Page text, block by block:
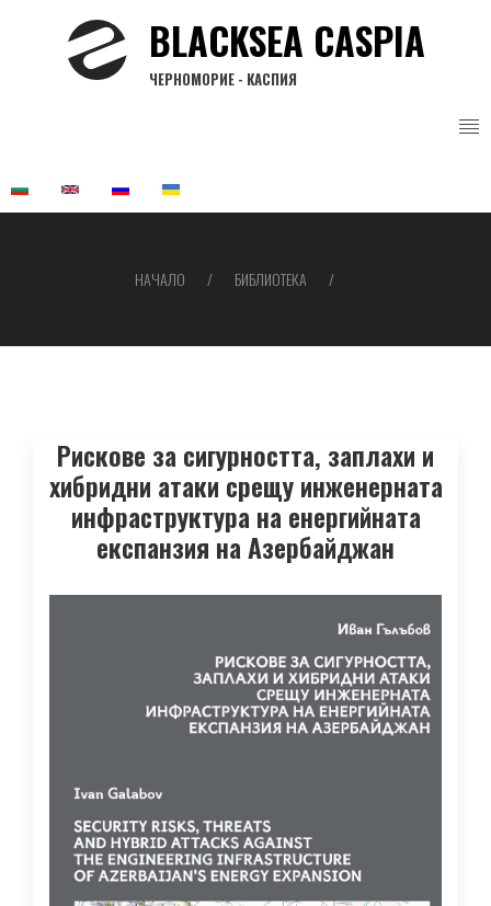
BLACKSEA CASPIA
ЧЕРНОМОРИЕ - КАСПИЯ
НАЧАЛО БИБЛИОТЕКА
Рискове за сигурността, заплахи и
хибридни атаки срещу инженерната
инфраструктура на енергийната
експанзия на Азербайджан